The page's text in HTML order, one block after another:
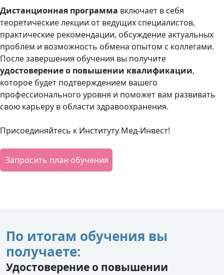
Дистанционная программа включает в себя
теоретические лекции от ведущих специалистов,
практические рекомендации, обсуждение актуальных
проблем и возможность обмена опытом с коллегами.
После завершения обучения вы получите
удостоверение о повышении квалификации,
которое будет подтверждением вашего
профессионального уровня и поможет вам развивать
свою карьеру в области здравоохранения.
Присоединяйтесь к Институту Мед-Инвест!
Запросить план обучения
По итогам обучения вы
получаете:
Удостоверение о повышении